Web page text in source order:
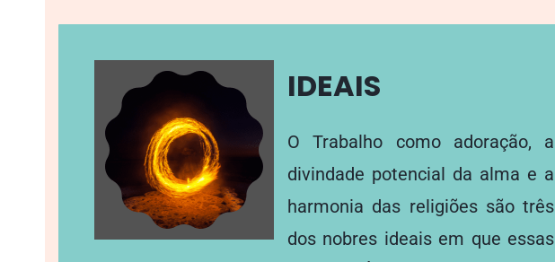
IDEAIS
O Trabalho como adoração, a
divindade potencial da alma e a
harmonia das religiões são três
dos nobres ideais ​​em que essas